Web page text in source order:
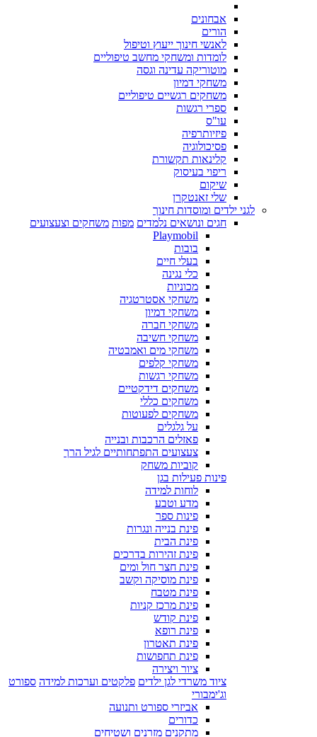
אבחונים
הורים
לאנשי חינוך ייעוץ וטיפול
לומדות ומשחקי מחשב טיפוליים
מוטוריקה עדינה וגסה
משחקי דמיון
משחקים רגשיים טיפוליים
ספרי רגשות
עו"ס
פיזיותרפיה
פסיכולוגיה
קלינאות תקשורת
ריפוי בעיסוק
שיקום
שלי זאנטקרן
לגני ילדים ומוסדות חינוך
חגים ונושאים נלמדים מפות משחקים וצעצועים
Playmobil
בובות
בעלי חיים
כלי נגינה
מכוניות
משחקי אסטרטגיה
משחקי דמיון
משחקי חברה
משחקי חשיבה
משחקי מים ואמבטיה
משחקי קלפים
משחקי רגשות
משחקים דידקטיים
משחקים כללי
משחקים לפעוטות
על גלגלים
פאזלים הרכבות ובנייה
צעצועים התפתחותיים לגיל הרך
קוביות משחק
פינות פעילות בגן
לוחות למידה
מדע וטבע
פינות ספר
פינת בנייה ונגרות
פינת הבית
פינת זהירות בדרכים
פינת חצר חול ומים
פינת מוסיקה וקשב
פינת מטבח
פינת מרכז קניות
פינת קודש
פינת רופא
פינת תאטרון
פינת תחפושות
ציור ויצירה
ציוד משרדי לגן ילדים פלקטים וערכות למידה ספורט
וג'ימבורי
אביזרי ספורט ותנועה
כדורים
מתקנים מזרנים ושטיחים